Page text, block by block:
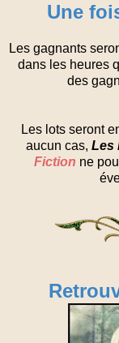
Une
Les gagnants
dans les heures
des
Les lots seront
aucun cas, Les
Fiction ne